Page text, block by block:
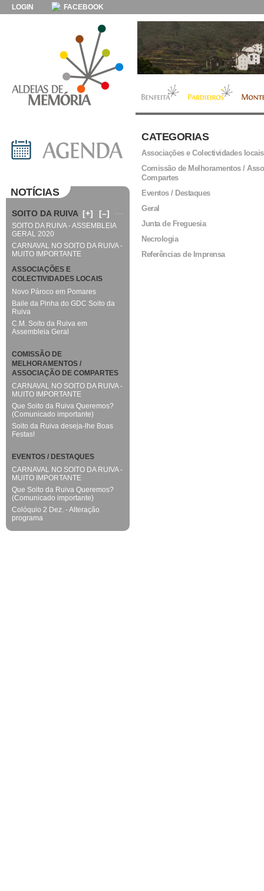
LOGIN FACEBOOK
CATEGORIAS
Associações e Colectividades locais
Comissão de Melhoramentos /
Compartes
Eventos / Destaques
Geral
Junta de Freguesia
Necrologia
Referências de Imprensa
NOTÍCIAS
SOITO DA RUIVA [+] [–]
SOITO DA RUIVA - ASSEMBLEIA
GERAL 2020
CARNAVAL NO SOITO DA RUIVA -
MUITO IMPORTANTE
ASSOCIAÇÕES E
COLECTIVIDADES LOCAIS
Novo Pároco em Pomares
Baile da Pinha do GDC Soito da
Ruiva
C.M. Soito da Ruiva em
Assembleia Geral
COMISSÃO DE
MELHORAMENTOS /
ASSOCIAÇÃO DE COMPARTES
CARNAVAL NO SOITO DA RUIVA -
MUITO IMPORTANTE
Que Soito da Ruiva Queremos?
(Comunicado importante)
Soito da Ruiva deseja-lhe Boas
Festas!
EVENTOS / DESTAQUES
CARNAVAL NO SOITO DA RUIVA -
MUITO IMPORTANTE
Que Soito da Ruiva Queremos?
(Comunicado importante)
Colóquio 2 Dez. - Alteração
programa